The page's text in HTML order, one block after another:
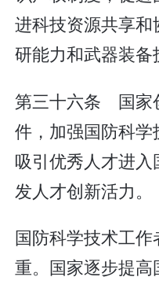
进科技资源共享
研能力和武器装备
第三十六条 国家
件，加强国防科
吸引优秀人才进
发人才创新活力。
国防科学技术工
重。国家逐步提